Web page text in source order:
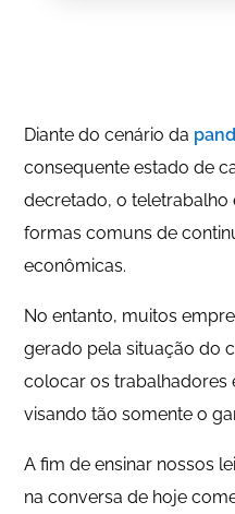
Diante do cenário da
consequente estado de
decretado, o teletrabalho
formas comuns de
econômicas.
No entanto, muitos
gerado pela situação do
colocar os trabalhadores
visando tão somente o
A fim de ensinar nossos
na conversa de hoje